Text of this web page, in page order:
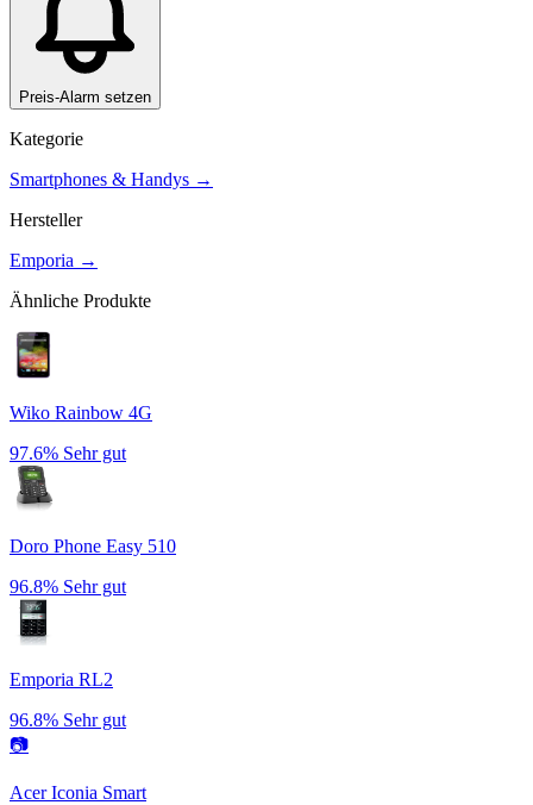
Preis-Alarm setzen
Kategorie
Smartphones & Handys →
Hersteller
Emporia →
Ähnliche Produkte
Wiko Rainbow 4G
97.6% Sehr gut
Doro Phone Easy 510
96.8% Sehr gut
Emporia RL2
96.8% Sehr gut
📷
Acer Iconia Smart